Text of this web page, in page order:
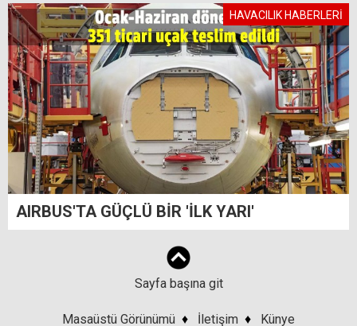
HAVACILIK HABERLERİ
AIRBUS'TA GÜÇLÜ BİR 'İLK YARI'
Sayfa başına git
Masaüstü Görünümü ♦ İletişim ♦ Künye